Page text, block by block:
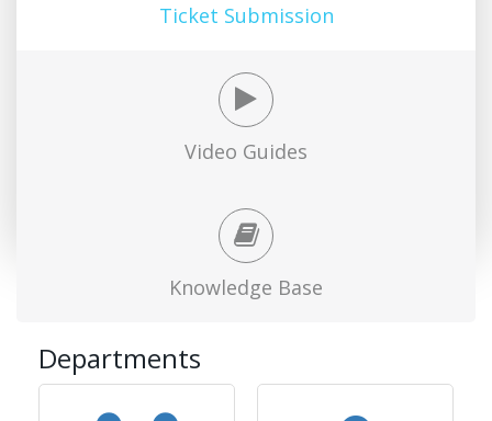
Ticket Submission
Video Guides
Knowledge Base
Departments